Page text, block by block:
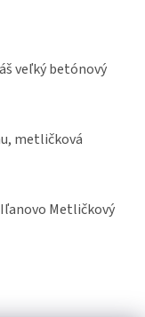
veľký betónový
metličková
Metličkový